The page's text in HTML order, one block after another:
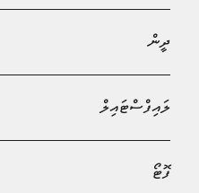
ދީން
ލައިފްސްޓައިލް
ފޮޓޯ